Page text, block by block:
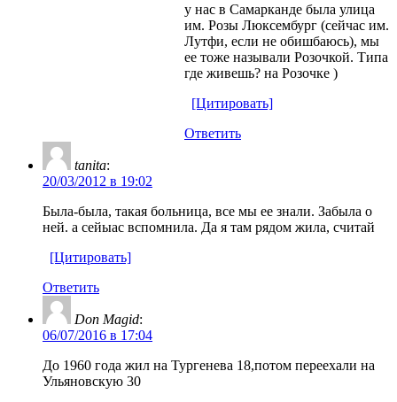
у нас в Самарканде была улица
им. Розы Люксембург (сейчас им.
Лутфи, если не обишбаюсь), мы
ее тоже называли Розочкой. Типа
где живешь? на Розочке )
[Цитировать]
Ответить
tanita:
20/03/2012 в 19:02
Была-была, такая больница, все мы ее знали. Забыла о
ней. а сейыас вспомнила. Да я там рядом жила, считай
[Цитировать]
Ответить
Don Magid:
06/07/2016 в 17:04
До 1960 года жил на Тургенева 18,потом переехали на
Ульяновскую 30